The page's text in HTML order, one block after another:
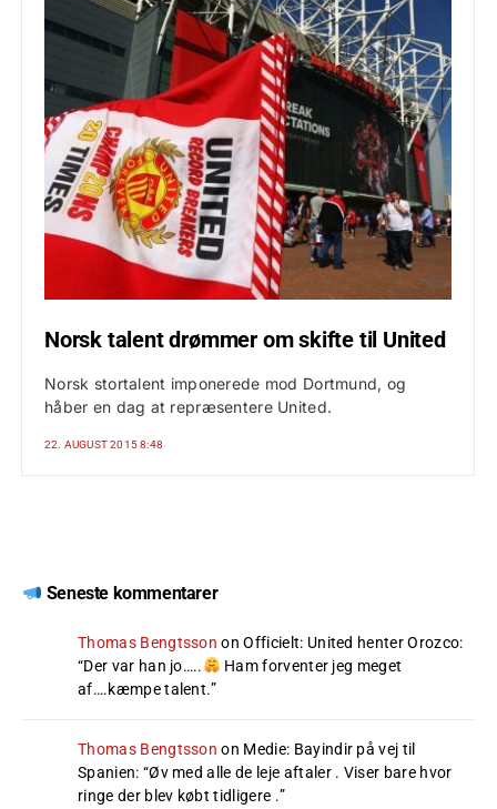
Norsk talent drømmer om skifte til United
Norsk stortalent imponerede mod Dortmund, og
håber en dag at repræsentere United.
22. AUGUST 2015 8:48
Seneste kommentarer
Thomas Bengtsson onOfficielt: United henter Orozco:
“Der var han jo…..
Ham forventer jeg meget
af….kæmpe talent.”
Thomas Bengtsson on Medie: Bayindir på vej til
Spanien: “Øv med alle de leje aftaler . Viser bare hvor
ringe der blev købt tidligere .”